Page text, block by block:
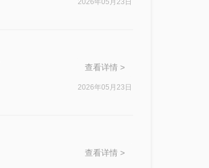
2026年05月23日
查看详情 >
2026年05月23日
查看详情 >